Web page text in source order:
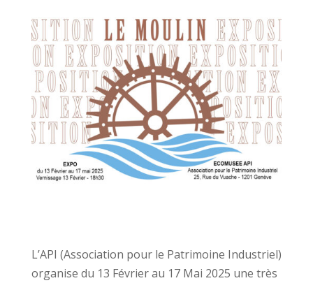
L’API (Association pour le Patrimoine Industriel)
organise du 13 Février au 17 Mai 2025 une très